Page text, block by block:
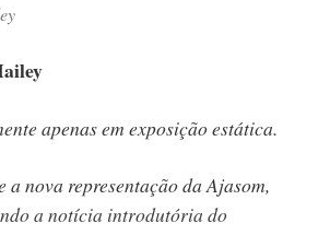
apenas em exposição estática.
a nova representação da Ajasom,
a notícia introdutória do